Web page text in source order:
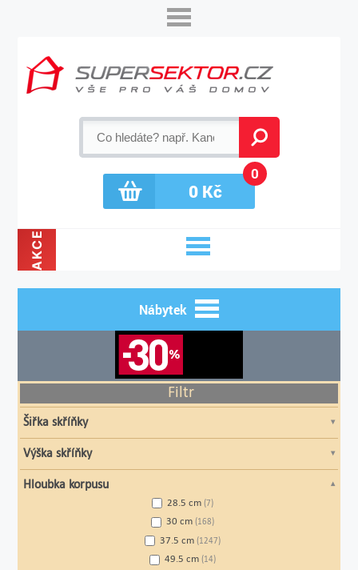
0Kč
0
AKCE
Nábytek
Filtr
Šiřka skříňky
Výška skříňky
Hloubka korpusu
28.5 cm (7)
30 cm (168)
37.5 cm (1247)
49.5 cm (14)